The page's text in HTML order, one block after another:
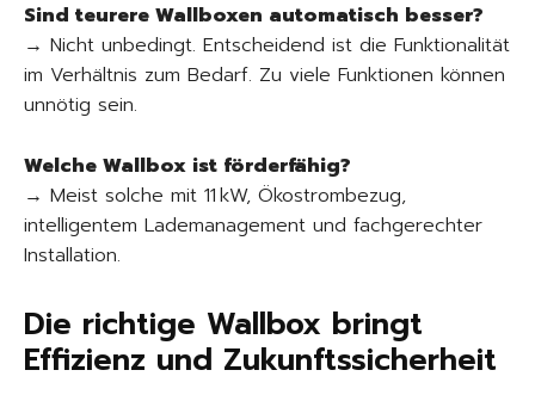
Sind teurere Wallboxen automatisch besser?
→ Nicht unbedingt. Entscheidend ist die Funktionalität
im Verhältnis zum Bedarf. Zu viele Funktionen können
unnötig sein.
Welche Wallbox ist förderfähig?
→ Meist solche mit 11 kW, Ökostrombezug,
intelligentem Lademanagement und fachgerechter
Installation.
Die richtige Wallbox bringt
Effizienz und Zukunftssicherheit